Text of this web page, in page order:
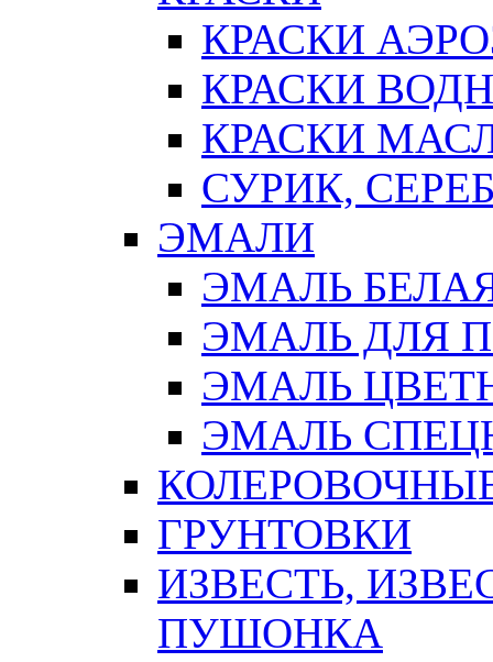
КРАСКИ
КРАСКИ
КРАСКИ
СУРИК,
ЭМАЛИ
ЭМАЛЬ
ЭМАЛЬ ДЛЯ
ЭМАЛЬ
ЭМАЛЬ
ГРУНТОВКИ
ИЗВЕСТЬ,
ПУШОНКА